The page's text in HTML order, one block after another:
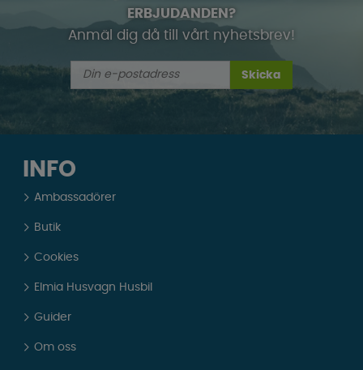
ERBJUDANDEN?
Anmäl dig då till vårt nyhetsbrev!
Skicka
INFO
Ambassadörer
Butik
Cookies
Elmia Husvagn Husbil
Guider
Om oss